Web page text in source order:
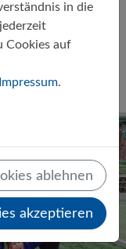
im
AG
in die
Cookies auf
Impressum.
ablehnen
akzeptieren